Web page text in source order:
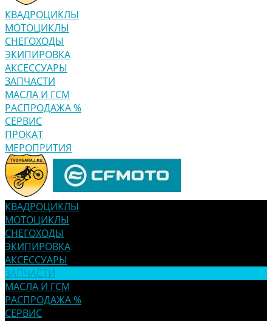
КВАДРОЦИКЛЫ
МОТОЦИКЛЫ
СНЕГОХОДЫ
ЭКИПИРОВКА
АКСЕССУАРЫ
ЗАПЧАСТИ
МАСЛА И ГСМ
РАСПРОДАЖА %
СЕРВИС
ПРОКАТ
МЕРОПРИТИЯ
КВАДРОЦИКЛЫ
МОТОЦИКЛЫ
СНЕГОХОДЫ
ЭКИПИРОВКА
АКСЕССУАРЫ
ЗАПЧАСТИ
МАСЛА И ГСМ
РАСПРОДАЖА %
СЕРВИС